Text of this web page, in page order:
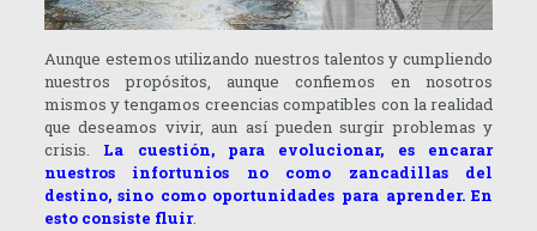
Aunque estemos utilizando nuestros talentos y cumpliendo
nuestros propósitos, aunque confiemos en nosotros
mismos y tengamos creencias compatibles con la realidad
que deseamos vivir, aun así pueden surgir problemas y
crisis. La cuestión, para evolucionar, es encarar
nuestros infortunios no como zancadillas del
destino, sino como oportunidades para aprender. En
esto consiste fluir.